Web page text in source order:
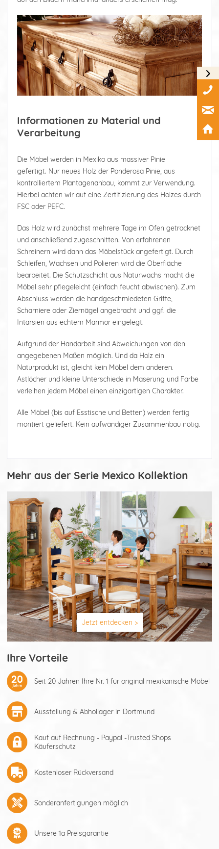
Informationen zu Material und
Verarbeitung
Die Möbel werden in Mexiko aus massiver Pinie
gefertigt. Nur neues Holz der Ponderosa Pinie, aus
kontrolliertem Plantagenanbau, kommt zur Verwendung.
Hierbei achten wir auf eine Zertifizierung des Holzes durch
FSC oder PEFC.
Das Holz wird zunächst mehrere Tage im Ofen getrocknet
und anschließend zugeschnitten. Von erfahrenen
Schreinern wird dann das Möbelstück angefertigt. Durch
Schleifen, Wachsen und Polieren wird die Oberfläche
bearbeitet. Die Schutzschicht aus Naturwachs macht die
Möbel sehr pflegeleicht (einfach feucht abwischen). Zum
Abschluss werden die handgeschmiedeten Griffe,
Scharniere oder Ziernägel angebracht und ggf. die
Intarsien aus echtem Marmor eingelegt.
Aufgrund der Handarbeit sind Abweichungen von den
angegebenen Maßen möglich. Und da Holz ein
Naturprodukt ist, gleicht kein Möbel dem anderen.
Astlöcher und kleine Unterschiede in Maserung und Farbe
verleihen jedem Möbel einen einzigartigen Charakter.
Alle Möbel (bis auf Esstische und Betten) werden fertig
montiert geliefert. Kein aufwändiger Zusammenbau nötig.
Mehr aus der Serie Mexico Kollektion
Jetzt entdecken >
Ihre Vorteile
Seit 20 Jahren Ihre Nr. 1 für original mexikanische Möbel
Ausstellung & Abhollager in Dortmund
Kauf auf Rechnung - Paypal -Trusted Shops
Käuferschutz
Kostenloser Rückversand
Sonderanfertigungen möglich
Unsere 1a Preisgarantie